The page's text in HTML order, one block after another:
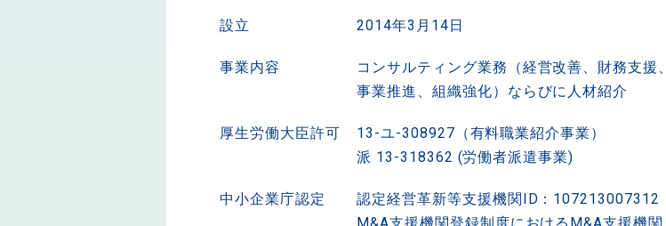
設立 2014年3月14日
事業内容 コンサルティング業務 （経営改善、財務支援、
事業推進、組織強化）ならびに人材紹介
厚生労働大臣許可
13-ユ-308927（有料職業紹介事業）
派 13-318362 (労働者派遣事業)
中小企業庁認定
認定経営革新等支援機関ID：107213007312